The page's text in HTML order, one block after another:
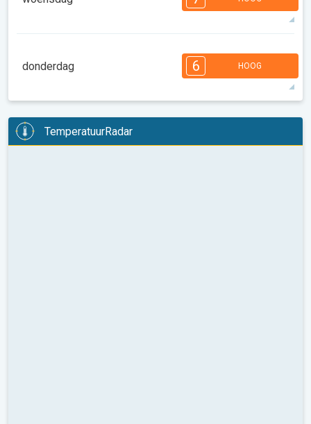
10:00 14:00
14 u 06:37 20:45 34°max
10:00 14:00
4 3
12 u 06:38 20:43 34°max
donderdag 6 HOOG
1
08:00
4 4 3
TemperatuurRadar